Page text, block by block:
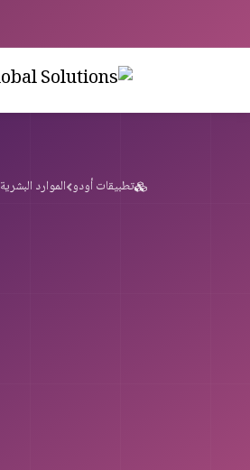
تطبيقات أودو الموارد البشرية